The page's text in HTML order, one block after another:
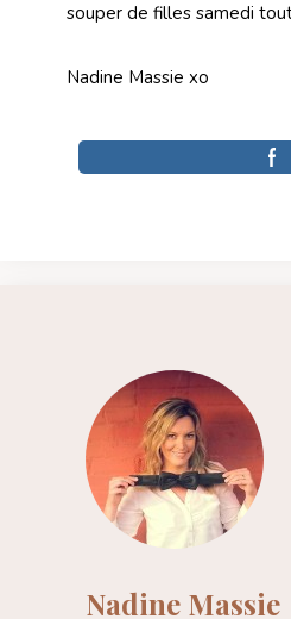
souper de filles samedi
Nadine Massie xo
Nadine Massie